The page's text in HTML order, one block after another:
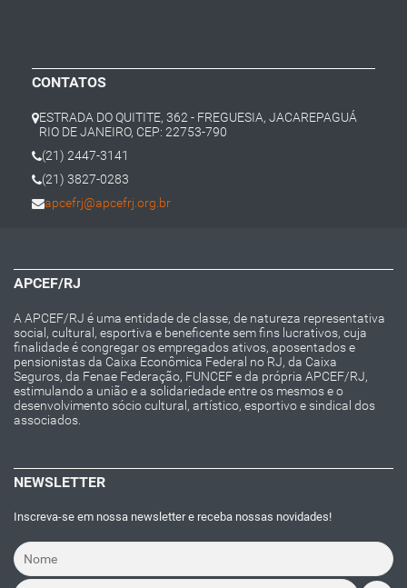
CONTATOS
ESTRADA DO QUITITE, 362 - FREGUESIA, JACAREPAGUÁ
RIO DE JANEIRO, CEP: 22753-790
(21) 2447-3141
(21) 3827-0283
apcefrj@apcefrj.org.br
APCEF/RJ
A APCEF/RJ é uma entidade de classe, de natureza representativa
social, cultural, esportiva e beneficente sem fins lucrativos, cuja
finalidade é congregar os empregados ativos, aposentados e
pensionistas da Caixa Econômica Federal no RJ, da Caixa
Seguros, da Fenae Federação, FUNCEF e da própria APCEF/RJ,
estimulando a união e a solidariedade entre os mesmos e o
desenvolvimento sócio cultural, artístico, esportivo e sindical dos
associados.
NEWSLETTER
Inscreva-se em nossa newsletter e receba nossas novidades!